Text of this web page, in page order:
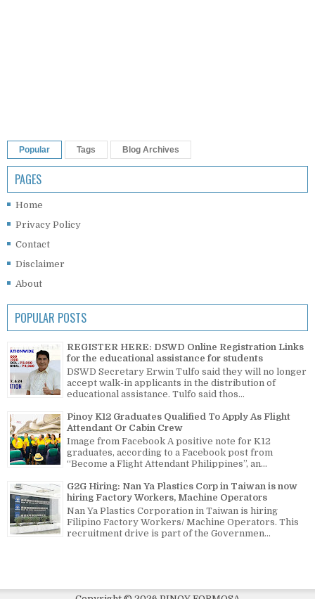
Popular Tags Blog Archives
PAGES
Home
Privacy Policy
Contact
Disclaimer
About
POPULAR POSTS
REGISTER HERE: DSWD Online Registration Links
for the educational assistance for students
DSWD Secretary Erwin Tulfo said they will no longer
accept walk-in applicants in the distribution of
educational assistance. Tulfo said thos...
Pinoy K12 Graduates Qualified To Apply As Flight
Attendant Or Cabin Crew
Image from Facebook A positive note for K12
graduates, according to a Facebook post from
“Become a Flight Attendant Philippines”, an...
G2G Hiring: Nan Ya Plastics Corp in Taiwan is now
hiring Factory Workers, Machine Operators
Nan Ya Plastics Corporation in Taiwan is hiring
Filipino Factory Workers/ Machine Operators. This
recruitment drive is part of the Governmen...